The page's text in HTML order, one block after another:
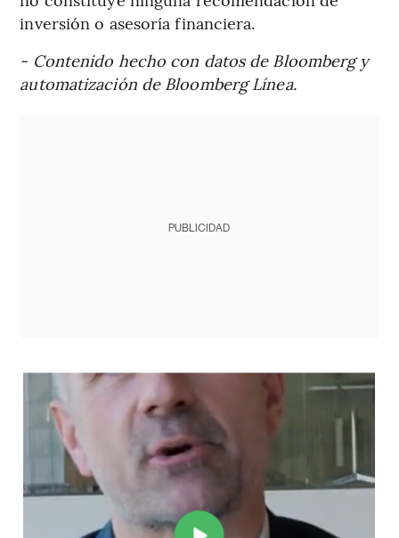
inversión o asesoría financiera.
- Contenido hecho con datos de Bloomberg y
automatización de Bloomberg Línea.
PUBLICIDAD